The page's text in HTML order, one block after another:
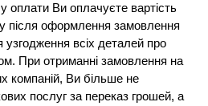
оплати Ви оплачуєте вартість
після оформлення замовлення
узгодження всіх деталей про
При отриманні замовлення на
компаній, Ви більше не
послуг за переказ грошей, а